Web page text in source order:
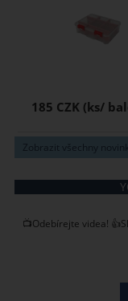
185 CZK
Zobrazit všechny
📺Odebírejte videa!